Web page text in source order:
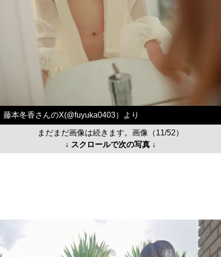
藤本冬香さんのX(@fuyuka0403）より
まだまだ画像は続きます。画像（11/52）
↓ スクロールで次の写真 ↓